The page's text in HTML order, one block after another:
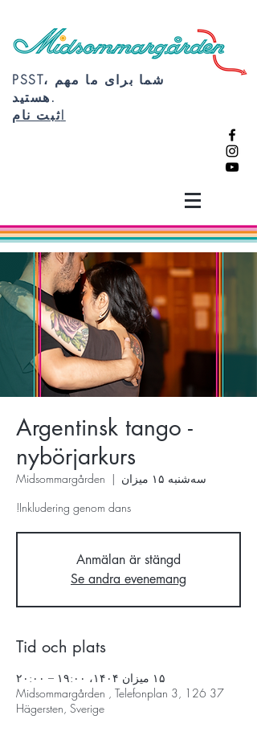
PSST، شما برای ما مهم
هستید.
ثبت نام!
Argentinsk tango -
nybörjarkurs
سه‌شنبه ۱۵ میزان
  |
Midsommargården
Inkludering genom dans!
Anmälan är stängd
Se andra evenemang
Tid och plats
۱۵ میزان ۱۴۰۴، ۱۹:۰۰ – ۲۰:۰۰
Midsommargården , Telefonplan 3, 126 37
Hägersten, Sverige